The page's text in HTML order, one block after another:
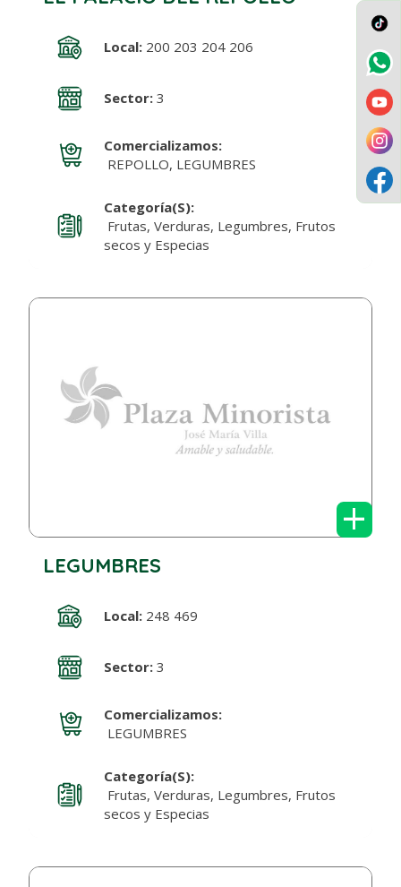
Local:200 203 204 206
Sector:3
Comercializamos:
REPOLLO, LEGUMBRES
Categoría(s):
Frutas, Verduras, Legumbres, Frutos
secos y Especias
+
LEGUMBRES
Local:248 469
Sector:3
Comercializamos:
LEGUMBRES
Categoría(s):
Frutas, Verduras, Legumbres, Frutos
secos y Especias